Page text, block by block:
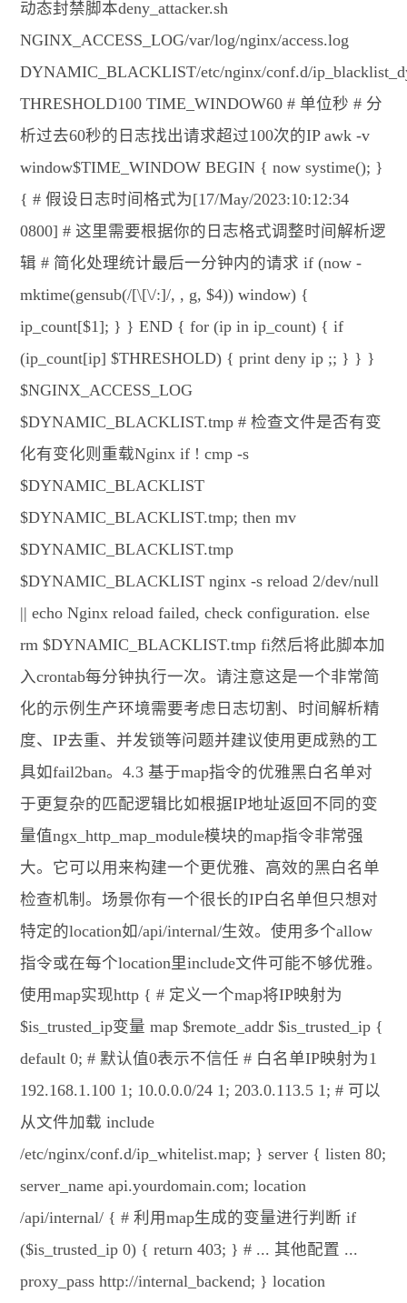
动态封禁脚本deny_attacker.sh
NGINX_ACCESS_LOG/var/log/nginx/access.log
DYNAMIC_BLACKLIST/etc/nginx/conf.d/
THRESHOLD100 TIME_WINDOW60 # 单位秒 # 分
析过去60秒的日志找出请求超过100次的IP awk -v
window$TIME_WINDOW BEGIN { now systime(); }
{ # 假设日志时间格式为[17/May/2023:10:12:34
0800] # 这里需要根据你的日志格式调整时间解析逻
辑 # 简化处理统计最后一分钟内的请求 if (now -
mktime(gensub(/[\[\/:]/, , g, $4)) window) {
ip_count[$1]; } } END { for (ip in ip_count) { if
(ip_count[ip] $THRESHOLD) { print deny ip ;; } } }
$NGINX_ACCESS_LOG
$DYNAMIC_BLACKLIST.tmp # 检查文件是否有变
化有变化则重载Nginx if ! cmp -s
$DYNAMIC_BLACKLIST
$DYNAMIC_BLACKLIST.tmp; then mv
$DYNAMIC_BLACKLIST.tmp
$DYNAMIC_BLACKLIST nginx -s reload 2/dev/null
|| echo Nginx reload failed, check configuration. else
rm $DYNAMIC_BLACKLIST.tmp fi然后将此脚本加
入crontab每分钟执行一次。请注意这是一个非常简
化的示例生产环境需要考虑日志切割、时间解析精
度、IP去重、并发锁等问题并建议使用更成熟的工
具如fail2ban。4.3 基于map指令的优雅黑白名单对
于更复杂的匹配逻辑比如根据IP地址返回不同的变
量值ngx_http_map_module模块的map指令非常强
大。它可以用来构建一个更优雅、高效的黑白名单
检查机制。场景你有一个很长的IP白名单但只想对
特定的location如/api/internal/生效。使用多个allow
指令或在每个location里include文件可能不够优雅。
使用map实现http { # 定义一个map将IP映射为
$is_trusted_ip变量 map $remote_addr $is_trusted_ip {
default 0; # 默认值0表示不信任 # 白名单IP映射为1
192.168.1.100 1; 10.0.0.0/24 1; 203.0.113.5 1; # 可以
从文件加载 include
/etc/nginx/conf.d/ip_whitelist.map; } server { listen 80;
server_name api.yourdomain.com; location
/api/internal/ { # 利用map生成的变量进行判断 if
($is_trusted_ip 0) { return 403; } # ... 其他配置 ...
proxy_pass http://internal_backend; } location